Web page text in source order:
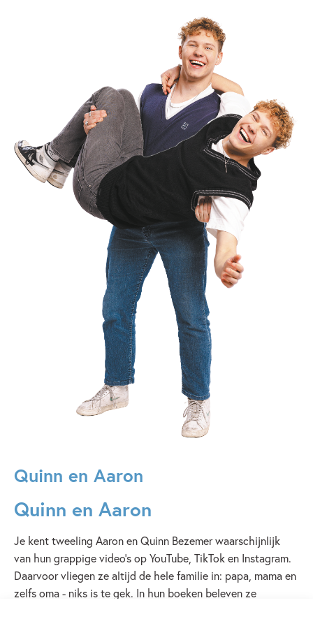
Quinn en Aaron
Quinn en Aaron
Je kent tweeling Aaron en Quinn Bezemer waarschijnlijk
van hun grappige video's op YouTube, TikTok en Instagram.
Daarvoor vliegen ze altijd de hele familie in: papa, mama en
zelfs oma - niks is te gek. In hun boeken beleven ze